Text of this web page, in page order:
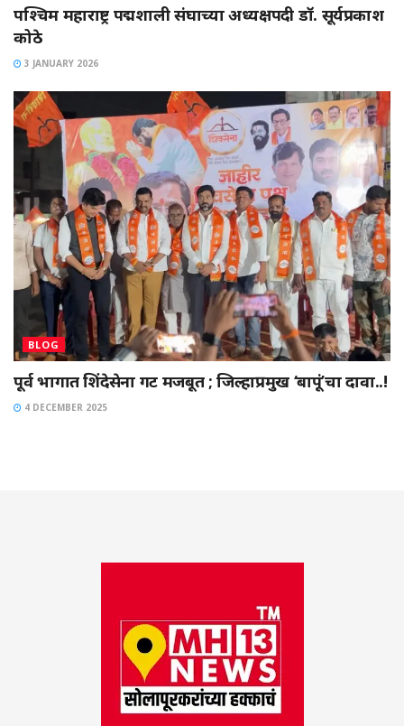
पश्चिम महाराष्ट्र पद्मशाली संघाच्या अध्यक्षपदी डॉ. सूर्यप्रकाश
कोठे
3 JANUARY 2026
BLOG
पूर्व भागात शिंदेसेना गट मजबूत ; जिल्हाप्रमुख ‘बापूं’चा दावा..!
4 DECEMBER 2025